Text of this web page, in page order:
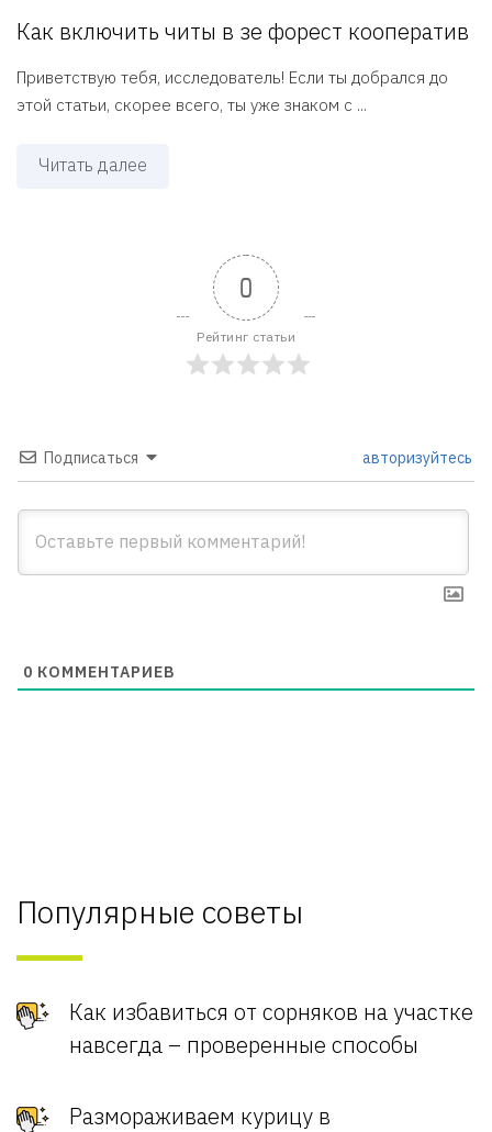
Как включить читы в зе форест кооператив
Приветствую тебя, исследователь! Если ты добрался до
этой статьи, скорее всего, ты уже знаком с ...
Читать далее
0
Рейтинг статьи
Подписаться авторизуйтесь
0 КОММЕНТАРИЕВ
Популярные советы
Как избавиться от сорняков на участке
навсегда – проверенные способы
Размораживаем курицу в